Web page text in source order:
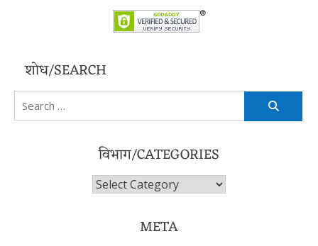
शोध/SEARCH
Search
for:
विभाग/CATEGORIES
विभाग/Categories
META